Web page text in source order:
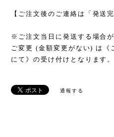
【ご注文後のご連絡は「発送
※ご注文当日に発送する場合
ご変更 (金額変更がない) は《
にて》の受け付けとなります。
通報する